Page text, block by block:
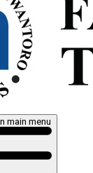
main menu